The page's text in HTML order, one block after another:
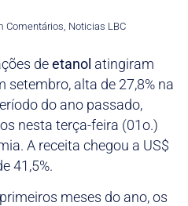
Comentários, Noticias LBC
deetanol atingiram
setembro, alta de 27,8% na
do ano passado,
nesta terça-feira (01o.)
A receita chegou a US$
41,5%.
meses do ano, os